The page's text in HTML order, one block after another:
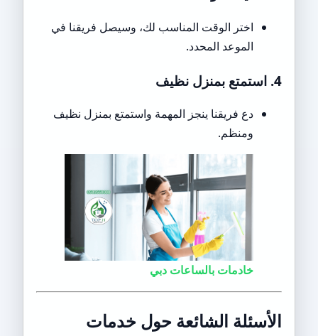
اختر الوقت المناسب لك، وسيصل فريقنا في
الموعد المحدد.
4. استمتع بمنزل نظيف
دع فريقنا ينجز المهمة واستمتع بمنزل نظيف
ومنظم.
خادمات بالساعات دبي
الأسئلة الشائعة حول خدمات